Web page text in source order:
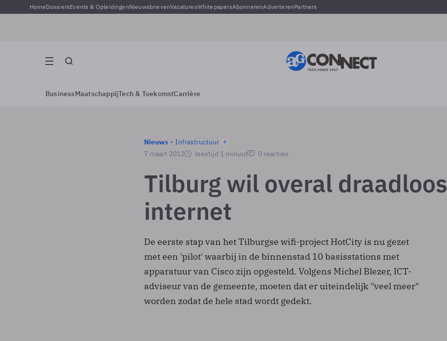
HomeDossiersEvents & OpleidingenNieuwsbrievenVacaturesWhitepapersAbonnerenAdverterenPartners
BusinessMaatschappijTech & ToekomstCarrière
Nieuws
Infrastructuur
7 maart 2012
leestijd 1 minuut 0 reacties
Tilburg wil overal draadloos
internet
De eerste stap van het Tilburgse wifi-project HotCity is nu gezet
met een 'pilot' waarbij in de binnenstad 10 basisstations met
apparatuur van Cisco zijn opgesteld. Volgens Michel Blezer, ICT-
adviseur van de gemeente, moeten dat er uiteindelijk "veel meer"
worden zodat de hele stad wordt gedekt.